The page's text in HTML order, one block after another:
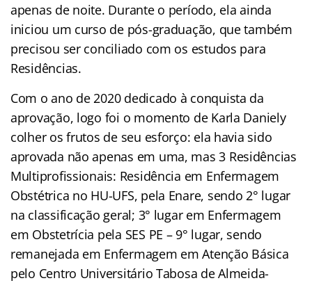
apenas de noite. Durante o período, ela ainda
iniciou um curso de pós-graduação, que também
precisou ser conciliado com os estudos para
Residências.
Com o ano de 2020 dedicado à conquista da
aprovação, logo foi o momento de Karla Daniely
colher os frutos de seu esforço: ela havia sido
aprovada não apenas em uma, mas 3 Residências
Multiprofissionais: Residência em Enfermagem
Obstétrica no HU-UFS, pela Enare, sendo 2° lugar
na classificação geral; 3° lugar em Enfermagem
em Obstetrícia pela SES PE – 9° lugar, sendo
remanejada em Enfermagem em Atenção Básica
pelo Centro Universitário Tabosa de Almeida-